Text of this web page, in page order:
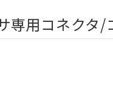
専用コネクタ/